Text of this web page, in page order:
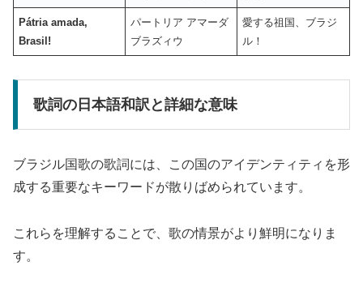
Pátria amada,
Brasil!
パートリア アマーダ
ブラズィウ
愛する祖国、ブラジ
ル！
歌詞の日本語和訳と詳細な意味
ブラジル国歌の歌詞には、この国のアイデンティティを形
成する重要なキーワードが散りばめられています。
これらを理解することで、歌の情景がより鮮明になりま
す。